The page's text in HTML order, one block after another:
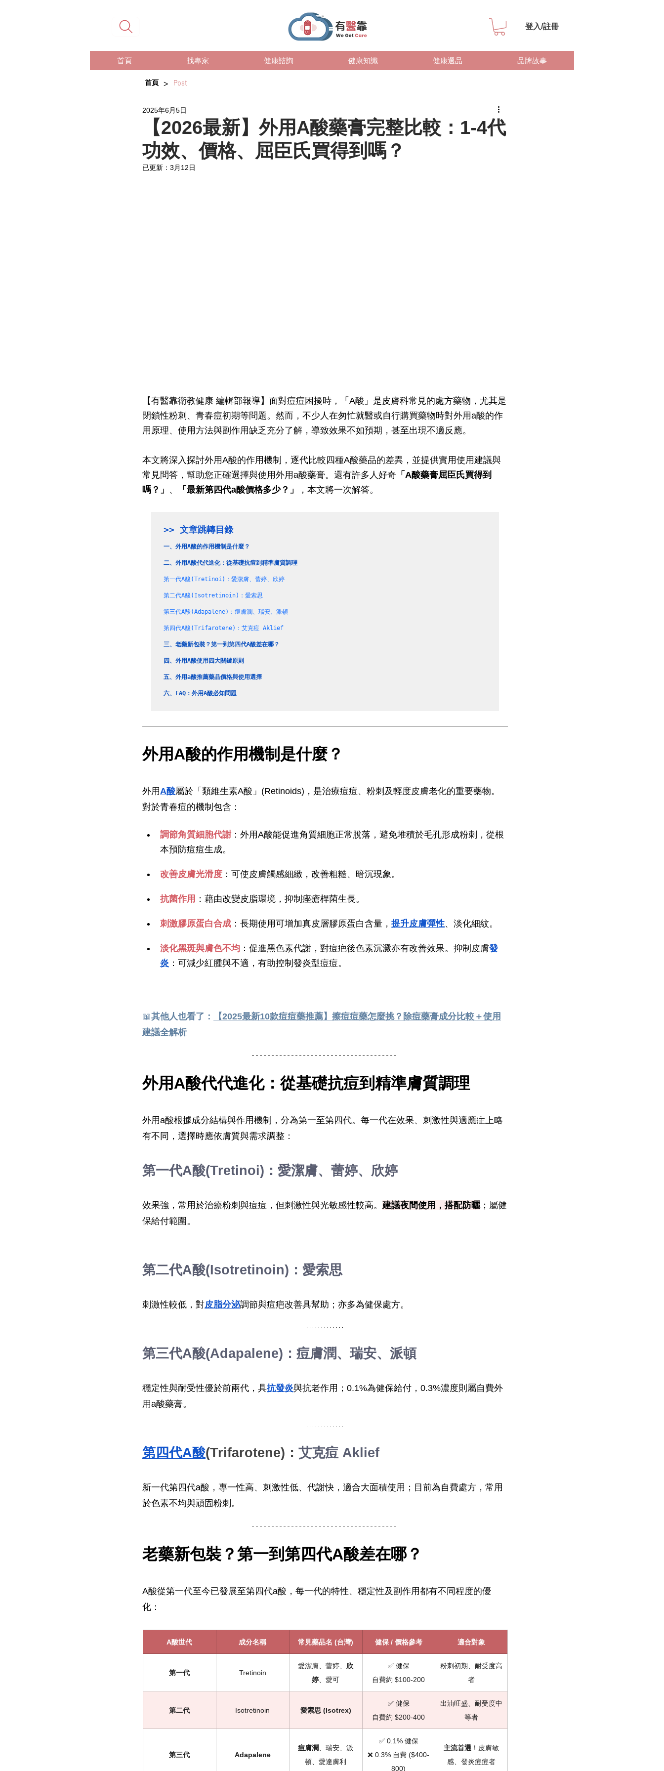
登入/註冊
首頁 找專家 健康諮詢 健康知識 健康選品 品牌故事
首頁 > Post
【2026最新】外用A酸藥膏完整比較：1-4代
功效、價格、屈臣氏買得到嗎？
2025年6月5日
已更新： 3月12日
【有醫靠衛教健康 編輯部報導】面對痘痘困擾時，「A酸」是皮膚科常見的處方藥物，尤其是
閉鎖性粉刺、青春痘初期等問題。然而，不少人在匆忙就醫或自行購買藥物時對外用a酸的作
用原理、使用方法與副作用缺乏充分了解，導致效果不如預期，甚至出現不適反應。
本文將深入探討外用A酸的作用機制，逐代比較四種A酸藥品的差異，並提供實用使用建議與
常見問答，幫助您正確選擇與使用外用a酸藥膏。還有許多人好奇 「A酸藥膏屈臣氏買得到
嗎？」 、 「最新第四代a酸價格多少？」 ，本文將一次解答。
>> 文章跳轉目錄
一、 外用A酸的作用機制是什麼？
二、 外用A酸代代進化：從基礎抗痘到精準膚質調理
第一代A酸(Tretinoi)：愛潔膚、蕾婷、欣婷
第二代A酸(Isotretinoin)：愛索思
第三代A酸(Adapalene)：痘膚潤、瑞安、派頓
第四代A酸(Trifarotene)：艾克痘 Aklief
三、 老藥新包裝？第一到第四代A酸差在哪？
四、 外用A酸使用四大關鍵原則
五、 外用a酸推薦藥品價格與使用選擇
六、 FAQ：外用A酸必知問題
外用A酸的作用機制是什麼？
外用 A酸屬於「類維生素A酸」(Retinoids)，是治療痘痘、粉刺及輕度皮膚老化的重要藥物。
對於青春痘的機制包含：
調節角質細胞代謝 ：外用A酸能促進角質細胞正常脫落，避免堆積於毛孔形成粉刺，從根
本預防痘痘生成。
改善皮膚光滑度 ：可使皮膚觸感細緻，改善粗糙、暗沉現象。
抗菌作用 ：藉由改變皮脂環境，抑制痤瘡桿菌生長。
刺激膠原蛋白合成 ：長期使用可增加真皮層膠原蛋白含量， 提升皮膚彈性、淡化細紋。
淡化黑斑與膚色不均 ：促進黑色素代謝，對痘疤後色素沉澱亦有改善效果。抑制皮膚發
炎 ：可減少紅腫與不適，有助控制發炎型痘痘。
📖其他人也看了：
【2025最新10款痘痘藥推薦】擦痘痘藥怎麼挑？除痘藥膏成分比較＋使用
建議全解析
外用A酸代代進化：從基礎抗痘到精準膚質調理
外用a酸根據成分結構與作用機制，分為第一至第四代。每一代在效果、刺激性與適應症上略
有不同，選擇時應依膚質與需求調整：
第一代A酸(Tretinoi)： 愛潔膚、蕾婷、 欣婷
效果強，常用於治療粉刺與痘痘，但刺激性與光敏感性較高。 建議夜間使用，搭配防曬；屬健
保給付範圍。
第二代A酸(Isotretinoin)： 愛索思
刺激性較低，對皮脂分泌調節與痘疤改善具幫助；亦多為健保處方。
第三代A酸(Adapalene)： 痘膚潤、瑞安、派頓
穩定性與耐受性優於前兩代，具抗發炎與抗老作用；0.1%為健保給付，0.3%濃度則屬自費外
用a酸藥膏。
第四代A酸(Trifarotene)： 艾克痘 Aklief
新一代第四代a酸，專一性高、刺激性低、代謝快，適合大面積使用；目前為自費處方，常用
於色素不均與頑固粉刺。
老藥新包裝？第一到第四代A酸差在哪？
A酸從第一代至今已發展至第四代a酸，每一代的特性、穩定性及副作用都有不同程度的優
化：
A酸世代 成分名稱 常見藥品名 (台灣) 健保 / 價格參考 適合對象
第一代 Tretinoin
愛潔膚、蕾婷、 欣
婷 、愛可
✅ 健保
自費約 $100-200
粉刺初期、耐受度高
者
第二代 Isotretinoin 愛索思 (Isotrex)
✅ 健保
自費約 $200-400
出油旺盛、耐受度中
等者
第三代 Adapalene
痘膚潤 、瑞安、派
頓、愛達膚利
✅ 0.1% 健保
❌ 0.3% 自費 ($400-
800)
主流首選 ！皮膚敏
感、發炎痘痘者